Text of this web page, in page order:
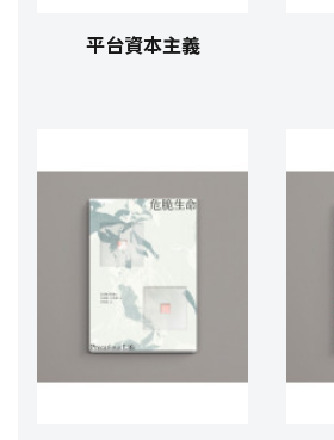
平台資本主義